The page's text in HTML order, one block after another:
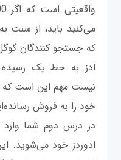
می‌کنید باید، از
که جستجو کنندگان
ادز به خط یک
نیست مهم این است که
خود را به فروش
در درس دوم شما
ادوردز خود می‌شوید.